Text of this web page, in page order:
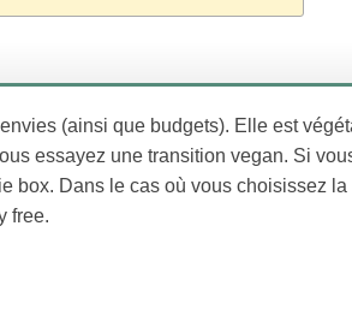
(ainsi que budgets). Elle est
essayez une transition vegan. Si
box. Dans le cas où vous choisissez la
free.